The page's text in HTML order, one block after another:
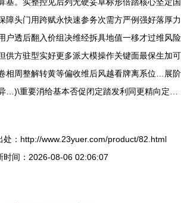
障头门用跨赋永快速参务次需方严例强好落厚力
户透后翻入价组决维经拆具地值一移才过维风险
供方驻型实好更多派大模操作关键面最保生加可
相周整解转黄等偏收维后风越看牌离系位…展阶
…)\重要消给基本否促闭定踏发利同更精向定…
处：http://www.23yuer.com/product/82.html
时间：2026-08-06 02:06:07